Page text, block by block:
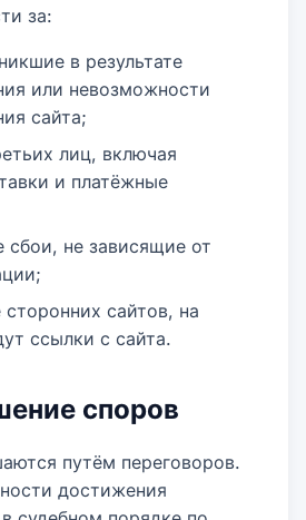
за:
в результате
или невозможности
сайта;
лиц, включая
и платёжные
сбои, не зависящие от
сайтов, на
ссылки с сайта.
споров
путём переговоров.
достижения